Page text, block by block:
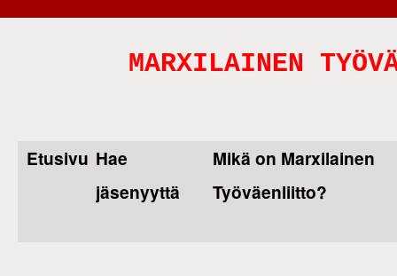
MARXILAINEN
Skip
Etusivu Hae
jäsenyyttä
Mikä on Marxilainen
Työväenliitto?